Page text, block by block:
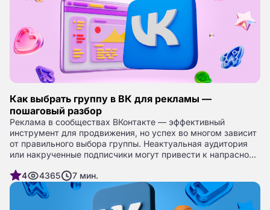
Как выбрать группу в ВК для рекламы —
пошаговый разбор
Реклама в сообществах ВКонтакте — эффективный
инструмент для продвижения, но успех во многом зависит
от правильного выбора группы. Неактуальная аудитория
или накрученные подписчики могут привести к напрасной
качественные сообщества с живой аудиторией, какие
инструменты использовать для анализа и как тестировать
рекламу перед масштабным запуском.
4 4365 7 мин.